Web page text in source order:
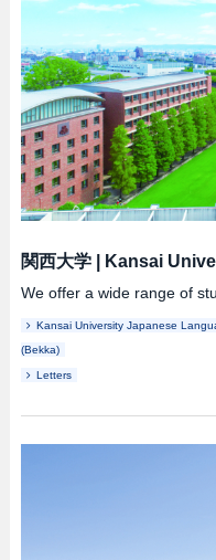
関西大学| Kansai
We offer a wide range of
Kansai University Japanese
(Bekka)
Letters